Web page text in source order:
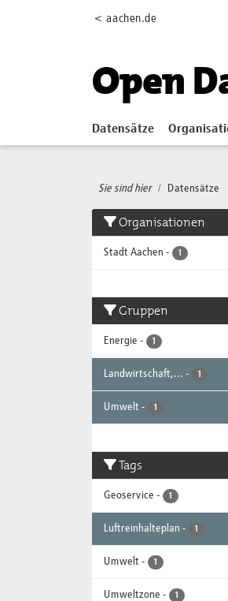
< aachen.de
Open
Datensätze
Sie sind hier Datensätze
Organisationen
Stadt Aachen - 1
Gruppen
Energie - 1
Landwirtschaft,... - 1
Umwelt - 1
Tags
Geoservice - 1
Luftreinhalteplan - 1
Umwelt - 1
Umweltzone - 1